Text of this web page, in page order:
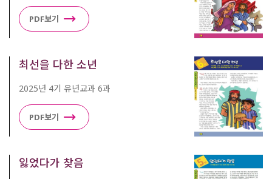
PDF보기
최선을 다한 소년
2025년 4기 유년교과 6과
PDF보기
잃었다가 찾음